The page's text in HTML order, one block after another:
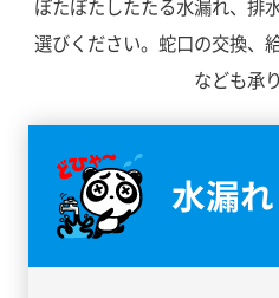
ぽたぽたしたたる水漏れ、排
選びください。 蛇口の交換、
なども承
水漏れ